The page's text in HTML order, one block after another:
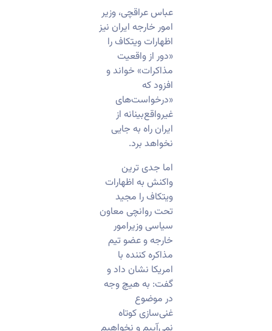
عباس عراقچی، وزیر
امور خارجه ایران نیز
اظهارات ویتکاف را
«دور از واقعیت
مذاکرات» خواند و
افزود که
«درخواست‌های
غیرواقع‌بینانه از
ایران راه به جایی
نخواهد برد.
اما جدی ترین
واکنش به اظهارات
ویتکاف را مجید
تحت روانچی معاون
سیاسی وزیرامور
خارجه و عضو تیم
مذاکره کننده با
امریکا نشان داد و
گفت: به هیچ وجه
در موضوع
غنی‌سازی کوتاه